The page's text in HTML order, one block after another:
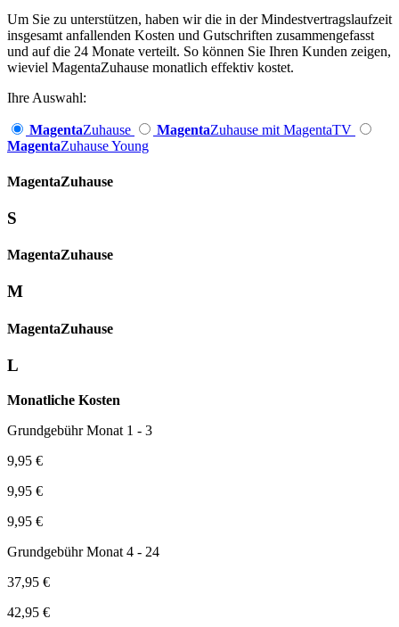
Um Sie zu unterstützen, haben wir die in der Mindestvertragslaufzeit
insgesamt anfallenden Kosten und Gutschriften zusammengefasst
und auf die 24 Monate verteilt. So können Sie Ihren Kunden zeigen,
wieviel MagentaZuhause monatlich effektiv kostet.
Ihre Auswahl:
MagentaZuhause MagentaZuhause mit MagentaTV
MagentaZuhause Young
Magenta­Zuhause
S
Magenta­Zuhause
M
Magenta­Zuhause
L
Monatliche Kosten
Grundgebühr Monat 1 - 3
9,95 €
9,95 €
9,95 €
Grundgebühr Monat 4 - 24
37,95 €
42,95 €